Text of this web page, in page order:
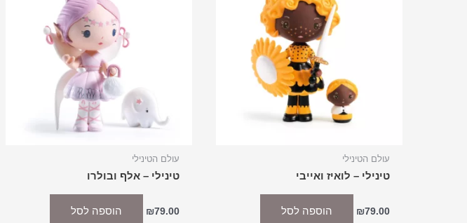
עולם הטינילי
טינילי – לואיז ואייבי
₪79.00 הוספה לסל
עולם הטינילי
טינילי – אלף ובולרו
₪79.00 הוספה לסל